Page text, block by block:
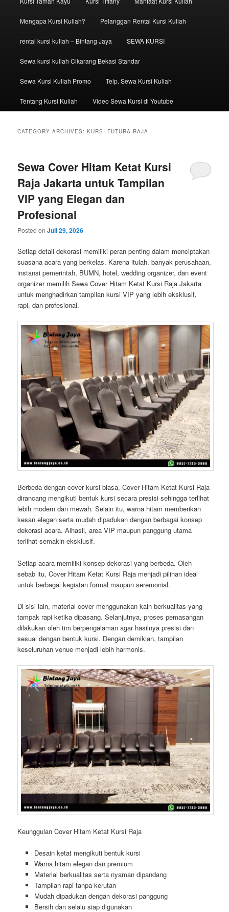
Mengapa Kursi Kuliah? Pelanggan Rental Kursi Kuliah
rental kursi kuliah – Bintang Jaya SEWA KURSI
Sewa kursi kuliah Cikarang Bekasi Standar
Sewa Kursi Kuliah Promo Telp. Sewa Kursi Kuliah
Tentang Kursi Kuliah Video Sewa Kursi di Youtube
CATEGORY ARCHIVES:KURSI FUTURA RAJA
Sewa Cover Hitam Ketat Kursi
Raja Jakarta untuk Tampilan
VIP yang Elegan dan
Profesional
Posted onJuli 29, 2026
Setiap detail dekorasi memiliki peran penting dalam menciptakan
suasana acara yang berkelas. Karena itulah, banyak perusahaan,
instansi pemerintah, BUMN, hotel, wedding organizer, dan event
organizer memilih Sewa Cover Hitam Ketat Kursi Raja Jakarta
untuk menghadirkan tampilan kursi VIP yang lebih eksklusif,
rapi, dan profesional.
Berbeda dengan cover kursi biasa, Cover Hitam Ketat Kursi Raja
dirancang mengikuti bentuk kursi secara presisi sehingga terlihat
lebih modern dan mewah. Selain itu, warna hitam memberikan
kesan elegan serta mudah dipadukan dengan berbagai konsep
dekorasi acara. Alhasil, area VIP maupun panggung utama
terlihat semakin eksklusif.
Setiap acara memiliki konsep dekorasi yang berbeda. Oleh
sebab itu, Cover Hitam Ketat Kursi Raja menjadi pilihan ideal
untuk berbagai kegiatan formal maupun seremonial.
Di sisi lain, material cover menggunakan kain berkualitas yang
tampak rapi ketika dipasang. Selanjutnya, proses pemasangan
dilakukan oleh tim berpengalaman agar hasilnya presisi dan
sesuai dengan bentuk kursi. Dengan demikian, tampilan
keseluruhan venue menjadi lebih harmonis.
Keunggulan Cover Hitam Ketat Kursi Raja
Desain ketat mengikuti bentuk kursi
Warna hitam elegan dan premium
Material berkualitas serta nyaman dipandang
Tampilan rapi tanpa kerutan
Mudah dipadukan dengan dekorasi panggung
Bersih dan selalu siap digunakan